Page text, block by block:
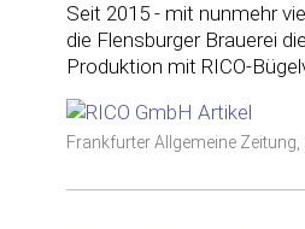
Seit 2015 - mit nunmehr
die Flensburger Brauerei
Produktion mit RICO-
Frankfurter Allgemeine Zeitung,